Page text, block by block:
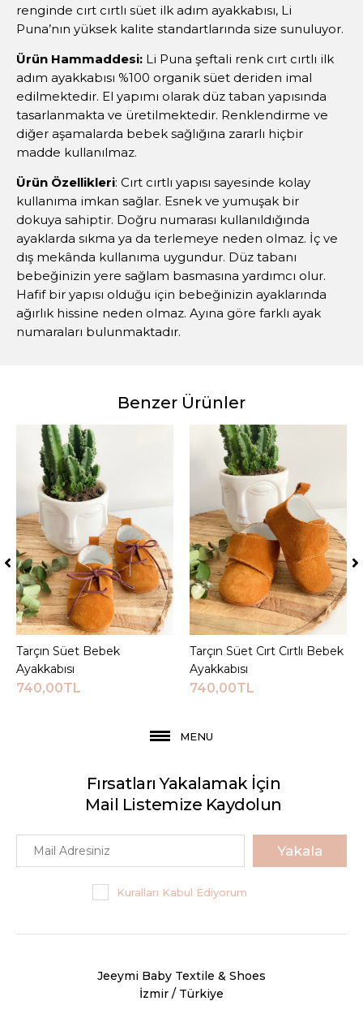
renginde cırt cırtlı süet ilk adım ayakkabısı, Li
Puna’nın yüksek kalite standartlarında size sunuluyor.
Ürün Hammaddesi: Li Puna şeftali renk cırt cırtlı ilk
adım ayakkabısı %100 organik süet deriden imal
edilmektedir. El yapımı olarak düz taban yapısında
tasarlanmakta ve üretilmektedir. Renklendirme ve
diğer aşamalarda bebek sağlığına zararlı hiçbir
madde kullanılmaz.
Ürün Özellikleri: Cırt cırtlı yapısı sayesinde kolay
kullanıma imkan sağlar. Esnek ve yumuşak bir
dokuya sahiptir. Doğru numarası kullanıldığında
ayaklarda sıkma ya da terlemeye neden olmaz. İç ve
dış mekânda kullanıma uygundur. Düz tabanı
bebeğinizin yere sağlam basmasına yardımcı olur.
Hafif bir yapısı olduğu için bebeğinizin ayaklarında
ağırlık hissine neden olmaz. Ayına göre farklı ayak
numaraları bulunmaktadır.
Benzer Ürünler
Sepete Ekle
Tarçın Süet Bebek
Ayakkabısı
740,00TL
Sepete Ekle
Tarçın Süet Cırt Cırtlı Bebek
Ayakkabısı
740,00TL
MENU
Fırsatları Yakalamak İçin
Mail Listemize Kaydolun
Yakala
Kuralları Kabul Ediyorum
Jeeymi Baby Textile & Shoes
İzmir / Türkiye